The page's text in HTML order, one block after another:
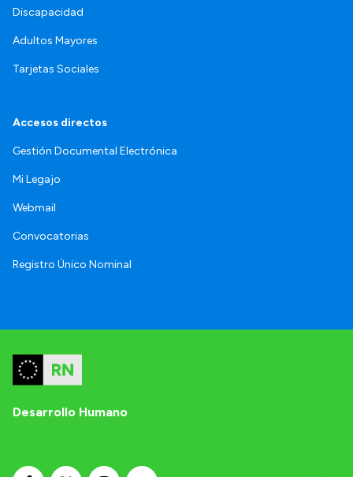
Discapacidad
Adultos Mayores
Tarjetas Sociales
Accesos directos
Gestión Documental Electrónica
Mi Legajo
Webmail
Convocatorias
Registro Único Nominal
Desarrollo Humano